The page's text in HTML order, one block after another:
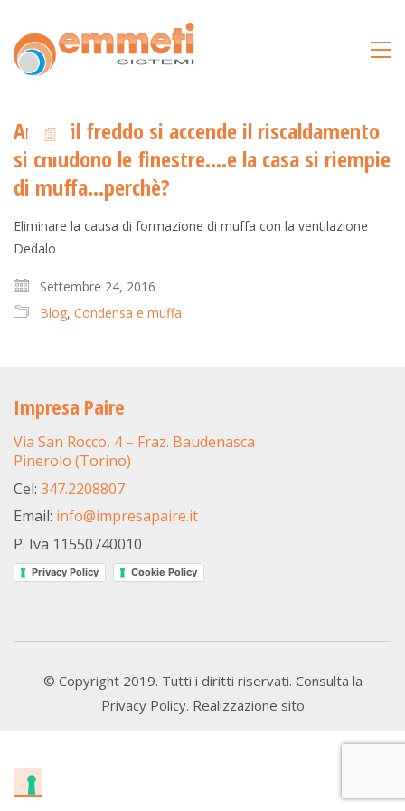
Arriva il freddo si accende il riscaldamento
si chiudono le finestre….e la casa si riempie
di muffa…perchè?
Eliminare la causa di formazione di muffa con la ventilazione
Dedalo
Settembre 24, 2016
Blog, Condensa e muffa
Impresa Paire
Via San Rocco, 4 – Fraz. Baudenasca
Pinerolo (Torino)
Cel: 347.2208807
Email: info@impresapaire.it
P. Iva 11550740010
Privacy Policy Cookie Policy
© Copyright 2019. Tutti i diritti riservati. Consulta la
Privacy Policy. Realizzazione sito